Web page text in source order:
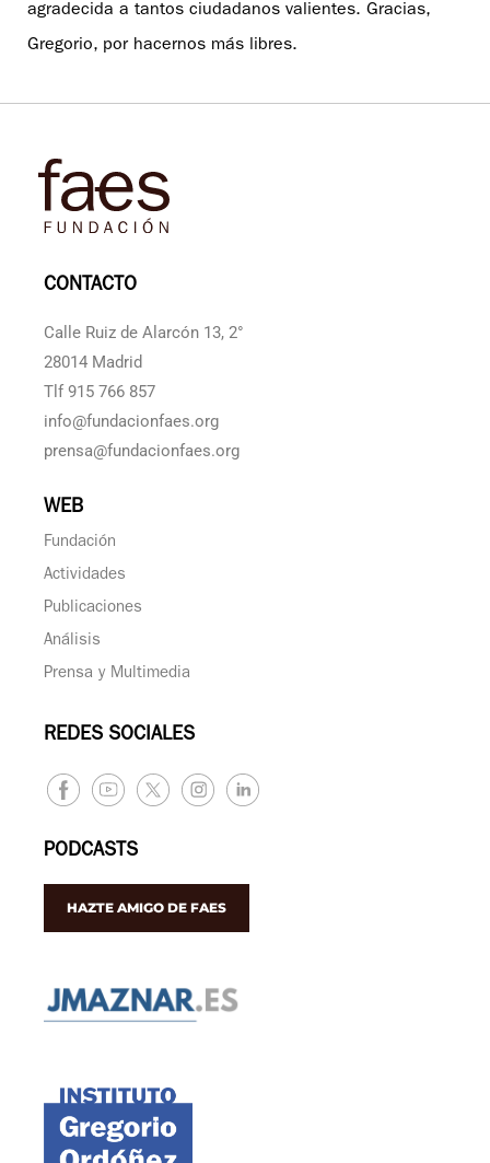
agradecida a tantos ciudadanos valientes. Gracias,
Gregorio, por hacernos más libres.
CONTACTO
Calle Ruiz de Alarcón 13, 2°
28014 Madrid
Tlf 915 766 857
info@fundacionfaes.org
prensa@fundacionfaes.org
WEB
Fundación
Actividades
Publicaciones
Análisis
Prensa y Multimedia
REDES SOCIALES
PODCASTS
HAZTE AMIGO DE FAES